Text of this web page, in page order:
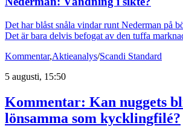
Det har blåst snåla vindar runt Nederman på
Det är bara delvis befogat av den tuffa
Kommentar,Aktieanalys/Scandi Standard
5 augusti, 15:50
Kommentar: Kan nuggets
lönsamma som kycklingfilé?